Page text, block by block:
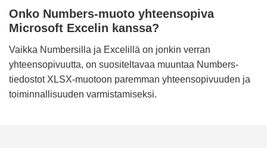
Onko Numbers-muoto yhteensopiva
Microsoft Excelin kanssa?
Vaikka Numbersilla ja Excelillä on jonkin verran
yhteensopivuutta, on suositeltavaa muuntaa Numbers-
tiedostot XLSX-muotoon paremman yhteensopivuuden ja
toiminnallisuuden varmistamiseksi.